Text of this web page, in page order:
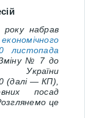
набрав
листопада
№ 7 до
України
(далі — КП),
посад
це